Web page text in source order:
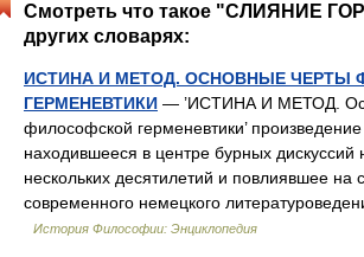
Смотреть что такое "СЛИЯНИЕ
других словарях:
ИСТИНА И МЕТОД. ОСНОВНЫЕ ЧЕРТЫ
ГЕРМЕНЕВТИКИ — ’ИСТИНА И МЕТОД.
философской герменевтики’
находившееся в центре бурных дискуссий
нескольких десятилетий и повлиявшее на
современного немецкого
История Философии: Энциклопедия